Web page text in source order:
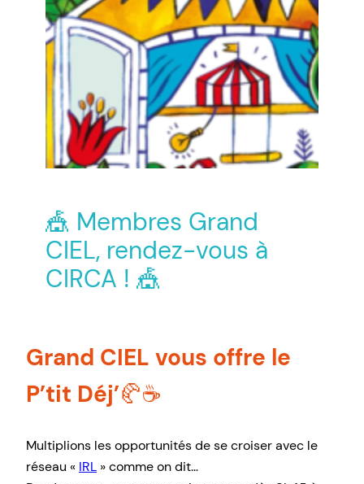
🎪 Membres Grand
CIEL, rendez-vous à
CIRCA ! 🎪
Grand CIEL vous offre le
P’tit Déj’🥐☕
Multiplions les opportunités de se croiser avec le
réseau « IRL » comme on dit…